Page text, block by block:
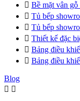
 Bề mặt vân
 Tủ bếp
 Tủ bếp
 Thiết kế đặc
 Bảng điều
 Bảng điều
Blog
 